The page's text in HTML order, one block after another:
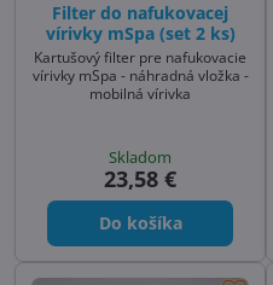
Filter do nafukovacej
vírivky mSpa (set 2 ks)
Kartušový filter pre nafukovacie
vírivky mSpa - náhradná vložka -
mobilná vírivka
Skladom
23,58 €
Do košíka